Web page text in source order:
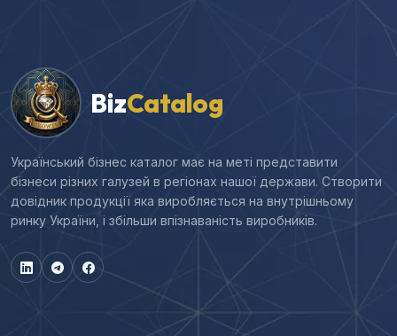
BizCatalog
Український бізнес каталог має на меті представити
бізнеси різних галузей в регіонах нашої держави. Створити
довідник продукції яка виробляється на внутрішньому
ринку України, і збільши впізнаваність виробників.